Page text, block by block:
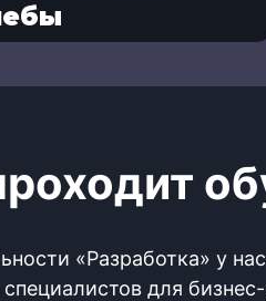
«Разработка» у
специалистов для